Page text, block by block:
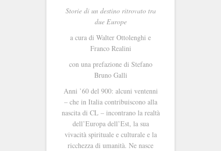
Storie di un destino ritrovato tra
due Europe
a cura di Walter Ottolenghi e
Franco Realini
con una prefazione di Stefano
Bruno Galli
Anni ’60 del 900: alcuni ventenni
– che in Italia contribuiscono alla
nascita di CL – incontrano la realtà
dell’Europa dell’Est, la sua
vivacità spirituale e culturale e la
ricchezza di umanità. Ne nasce